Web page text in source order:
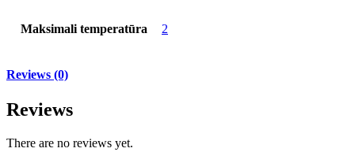
Maksimali temperatūra 2
Reviews (0)
Reviews
There are no reviews yet.